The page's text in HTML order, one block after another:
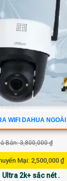
WIFI DAHUA NGOÀI
Bán: 3,800,000 ₫
Mại: 2,500,000 ₫
Ultra 2k+ sắc nét .